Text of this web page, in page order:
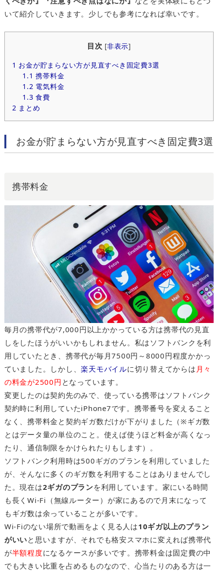
いて紹介していきます。少しでも参考になれば幸いです。
目次 [非表示]
1 お金が貯まらない方が見直すべき固定費3選
1.1 携帯料金
1.2 電気料金
1.3 食費
2 まとめ
お金が貯まらない方が見直すべき固定費3選
携帯料金
毎月の携帯代が7,000円以上かかっている方は携帯代の見直
しをしたほうがいいかもしれません。私はソフトバンクを利
用していたとき、携帯代が毎月7500円～8000円程度かかっ
ていました。しかし、楽天モバイルに切り替えてからは 月々
の料金が2500円 となっています。
変更したのは契約先のみで、使っている携帯はソフトバンク
契約時に利用していたiPhone7です。携帯番号を変えること
なく、携帯料金と契約ギガ数だけが下がりました（※ギガ数
とはデータ量の単位のこと。使えば使うほど料金が高くなっ
たり、通信制限をかけられたりもします）。
ソフトバンク利用時は500ギガのプランを利用していました
が、そんなに多くのギガ数を利用することはありませんでし
た。現在は2ギガのプランを利用しています。家にいる時間
も長くWi-Fi（無線ルーター）が家にあるので月末になって
もギガ数は余っていることが多いです。
Wi-Fiのない場所で動画をよく見る人は10ギガ以上のプラン
がいいと思いますが、それでも格安スマホに変えれば携帯代
が半額程度になるケースが多いです。携帯料金は固定費の中
でも大きい比重を占めるものなので、心当たりのある方は一